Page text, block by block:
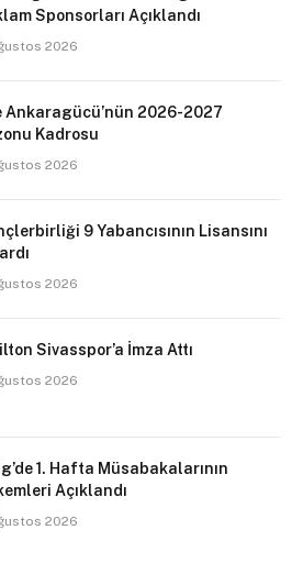
Sponsorları Açıklandı
2026
Ankaragücü’nün 2026-2027
Kadrosu
2026
9 Yabancısının Lisansını
2026
Sivasspor’a İmza Attı
2026
1. Hafta Müsabakalarının
Açıklandı
2026